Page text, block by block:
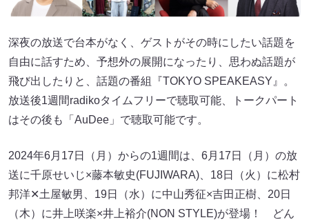
深夜の放送で台本がなく、ゲストがその時にしたい話題を
自由に話すため、予想外の展開になったり、思わぬ話題が
飛び出したりと、話題の番組『TOKYO SPEAKEASY』。
放送後1週間radikoタイムフリーで聴取可能、トークパート
はその後も「AuDee」で聴取可能です。
2024年6月17日（月）からの1週間は、6月17日（月）の放
送に千原せいじ×藤本敏史(FUJIWARA)、18日（火）に松村
邦洋✕土屋敏男、19日（水）に中山秀征×吉田正樹、20日
（木）に井上咲楽×井上裕介(NON STYLE)が登場！ どん